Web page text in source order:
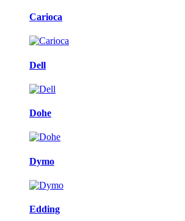
Carioca
Dell
Dohe
Dymo
Edding